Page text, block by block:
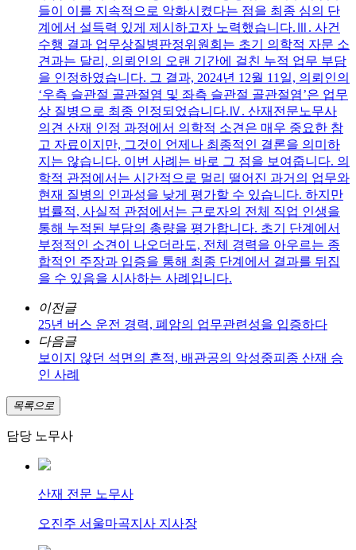
들이 이를 지속적으로 악화시켰다는 점을 최종 심의 단
계에서 설득력 있게 제시하고자 노력했습니다.Ⅲ. 사건
수행 결과 업무상질병판정위원회는 초기 의학적 자문 소
견과는 달리, 의뢰인의 오랜 기간에 걸친 누적 업무 부담
을 인정하였습니다. 그 결과, 2024년 12월 11일, 의뢰인의
‘우측 슬관절 골관절염 및 좌측 슬관절 골관절염’은 업무
상 질병으로 최종 인정되었습니다.Ⅳ. 산재전문노무사
의견 산재 인정 과정에서 의학적 소견은 매우 중요한 참
고 자료이지만, 그것이 언제나 최종적인 결론을 의미하
지는 않습니다. 이번 사례는 바로 그 점을 보여줍니다. 의
학적 관점에서는 시간적으로 멀리 떨어진 과거의 업무와
현재 질병의 인과성을 낮게 평가할 수 있습니다. 하지만
법률적, 사실적 관점에서는 근로자의 전체 직업 인생을
통해 누적된 부담의 총량을 평가합니다. 초기 단계에서
부정적인 소견이 나오더라도, 전체 경력을 아우르는 종
합적인 주장과 입증을 통해 최종 단계에서 결과를 뒤집
을 수 있음을 시사하는 사례입니다.
이전글
25년 버스 운전 경력, 폐암의 업무관련성을 입증하다
다음글
보이지 않던 석면의 흔적, 배관공의 악성중피종 산재 승
인 사례
목록으로
담당 노무사
산재 전문 노무사
오진주 서울마곡지사 지사장